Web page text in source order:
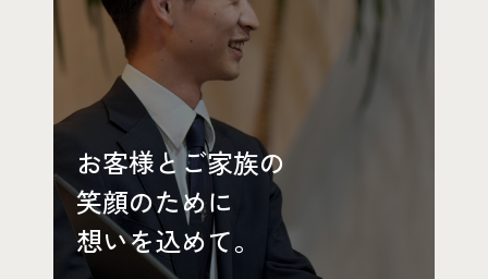
お客様とご家族の
笑顔のために
想いを込めて。